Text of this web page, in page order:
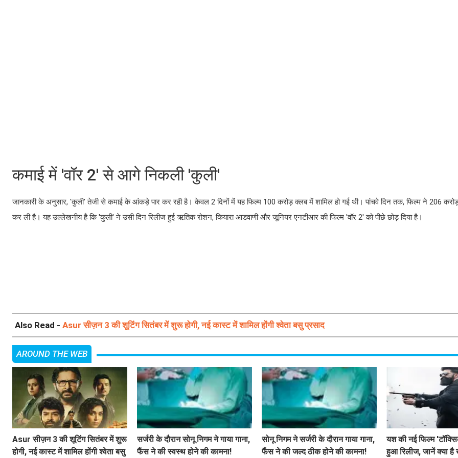
कमाई में 'वॉर 2' से आगे निकली 'कुली'
जानकारी के अनुसार, 'कुली' तेजी से कमाई के आंकड़े पार कर रही है। केवल 2 दिनों में यह फिल्म 100 करोड़ क्लब में शामिल हो गई थी। पांचवे दिन तक, फिल्म ने 206
कर ली है। यह उल्लेखनीय है कि 'कुली' ने उसी दिन रिलीज हुई ऋतिक रोशन, कियारा आडवाणी और जूनियर एनटीआर की फिल्म 'वॉर 2' को पीछे छोड़ दिया है।
Also Read - Asur सीज़न 3 की शूटिंग सितंबर में शुरू होगी, नई कास्ट में शामिल होंगी श्वेता बसु प्रसाद
AROUND THE WEB
Asur सीज़न 3 की शूटिंग सितंबर में शुरू
होगी, नई कास्ट में शामिल होंगी श्वेता बसु
सर्जरी के दौरान सोनू निगम ने गाया गाना,
फैंस ने की स्वस्थ होने की कामना!
सोनू निगम ने सर्जरी के दौरान गाया गाना,
फैंस ने की जल्द ठीक होने की कामना!
यश की नई फिल्म
हुआ रिलीज, जानें क्या है